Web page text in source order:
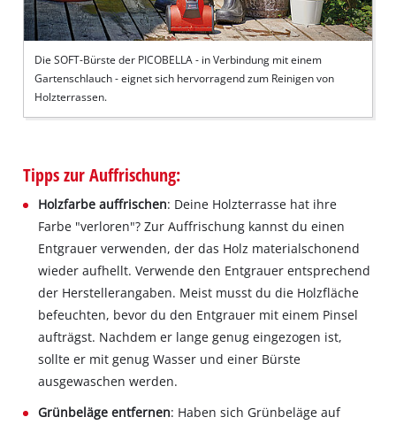
Die SOFT-Bürste der PICOBELLA - in Verbindung mit einem
Gartenschlauch - eignet sich hervorragend zum Reinigen von
Holzterrassen.
Tipps zur Auffrischung:
Holzfarbe auffrischen: Deine Holzterrasse hat ihre
Farbe "verloren"? Zur Auffrischung kannst du einen
Entgrauer verwenden, der das Holz materialschonend
wieder aufhellt. Verwende den Entgrauer entsprechend
der Herstellerangaben. Meist musst du die Holzfläche
befeuchten, bevor du den Entgrauer mit einem Pinsel
aufträgst. Nachdem er lange genug eingezogen ist,
sollte er mit genug Wasser und einer Bürste
ausgewaschen werden.
Grünbeläge entfernen: Haben sich Grünbeläge auf